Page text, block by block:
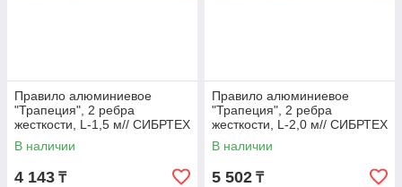
Правило алюминиевое
"Трапеция", 2 ребра
жесткости, L-1,5 м// СИБРТЕХ
/Россия
В наличии
4 143 ₸
Правило алюминиевое
"Трапеция", 2 ребра
жесткости, L-2,0 м// СИБРТЕХ
/Россия
В наличии
5 502 ₸